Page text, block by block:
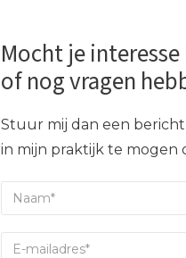
Mocht je
of nog vragen
Stuur mij dan een
in mijn praktijk te mogen